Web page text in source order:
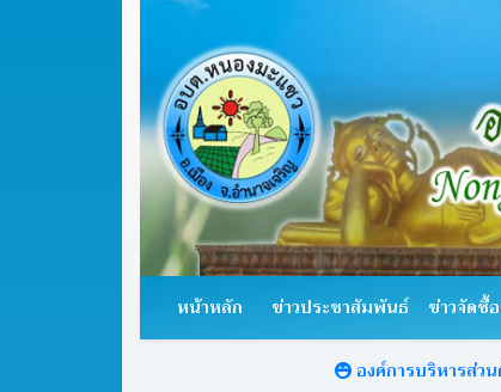
หน้าหลัก ข่าวประชาสัมพันธ์ ข่าวจัดซื้
องค์การบริหารส่วนตำบลห